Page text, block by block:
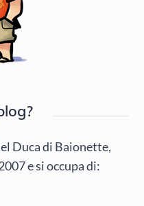
Duca di Baionette,
e si occupa di: